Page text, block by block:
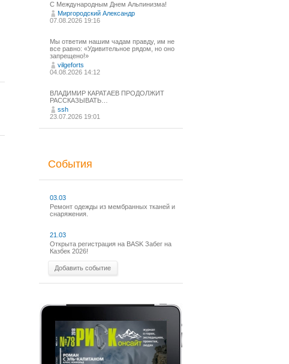
С Международным Днем Альпинизма!⁠
Миргородский Александр
07.08.2026 19:16
Мы ответим нашим чадам правду, им не
все равно: «Удивительное рядом, но оно
запрещено!»
vilgeforts
04.08.2026 14:12
ВЛАДИМИР КАРАТАЕВ ПРОДОЛЖИТ
РАССКАЗЫВАТЬ…
ssh
23.07.2026 19:01
События
03.03
Ремонт одежды из мембранных тканей и
снаряжения.
21.03
Открыта регистрация на BASK Забег на
Казбек 2026!
Добавить событие